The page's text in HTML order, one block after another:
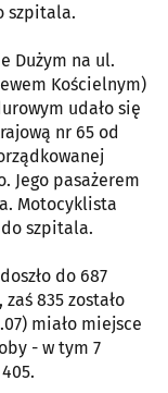
szpitala.
Dużym na ul.
Kościelnym)
udało się
nr 65 od
Jego pasażerem
Motocyklista
szpitala.
do 687
835 zostało
miało miejsce
- w tym 7